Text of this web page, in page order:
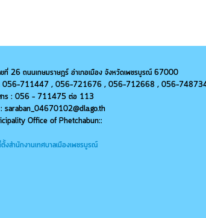
ขที่ 26 ถนนเกษมราษฎร์ อำเภอเมือง จังหวัดเพชรบูรณ์ 67000
056-711447 , 056-721676 , 056-712668 , 056-
าร : 056 - 711475 ต่อ 113
saraban_04670102@dla.go.th
Office of Phetchabun::
งสำนักงานเทศบาลเมืองเพชรบูรณ์